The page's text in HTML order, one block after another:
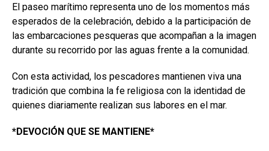
El paseo marítimo representa uno de los momentos más
esperados de la celebración, debido a la participación de
las embarcaciones pesqueras que acompañan a la imagen
durante su recorrido por las aguas frente a la comunidad.
Con esta actividad, los pescadores mantienen viva una
tradición que combina la fe religiosa con la identidad de
quienes diariamente realizan sus labores en el mar.
*DEVOCIÓN QUE SE MANTIENE*